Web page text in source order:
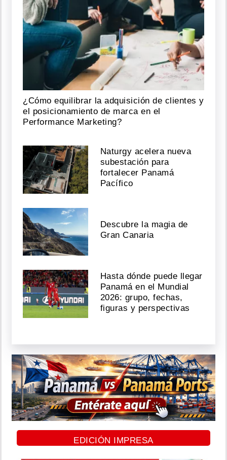
¿Cómo equilibrar la adquisición de clientes y
el posicionamiento de marca en el
Performance Marketing?
Naturgy acelera nueva
subestación para
fortalecer Panamá
Pacífico
Descubre la magia de
Gran Canaria
Hasta dónde puede llegar
Panamá en el Mundial
2026: grupo, fechas,
figuras y perspectivas
EDICIÓN IMPRESA